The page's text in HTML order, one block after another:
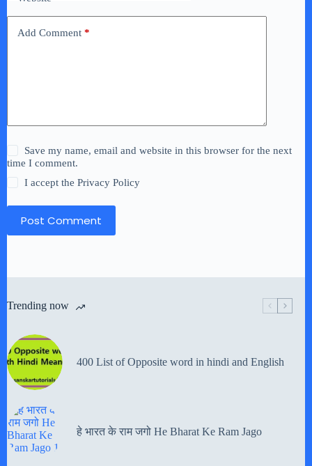
Add Comment *
Save my name, email and website in this browser for the next
time I comment.
I accept thePrivacy Policy
Post Comment
Trending now
400 List of Opposite word in hindi and English
हे भारत के राम जगो He Bharat Ke Ram Jago